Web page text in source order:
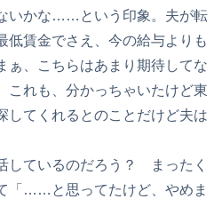
いかな……という印象。夫が転
低賃金でさえ、今の給与よりも
ぁ、こちらはあまり期待してな
これも、分かっちゃいたけど東
してくれるとのことだけど夫は
しているのだろう？ まったく
「……と思ってたけど、やめま